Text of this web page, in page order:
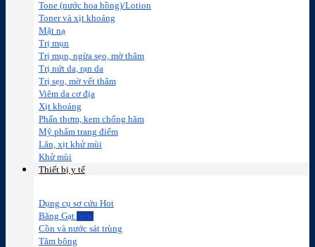
Tone (nước hoa hồng)/Lotion
Toner và xịt khoáng
Mặt nạ
Trị mụn
Trị mụn, ngừa sẹo, mờ thâm
Trị nứt da, rạn da
Trị sẹo, mờ vết thâm
Viêm da cơ địa
Xịt khoáng
Phấn thơm, kem chống hăm
Mỹ phẩm trang điểm
Lăn, xịt khử mùi
Khử mùi
Thiết bị y tế
Dụng cụ sơ cứu
Băng Gạt
Cồn và nước sát trùng
Tăm bông